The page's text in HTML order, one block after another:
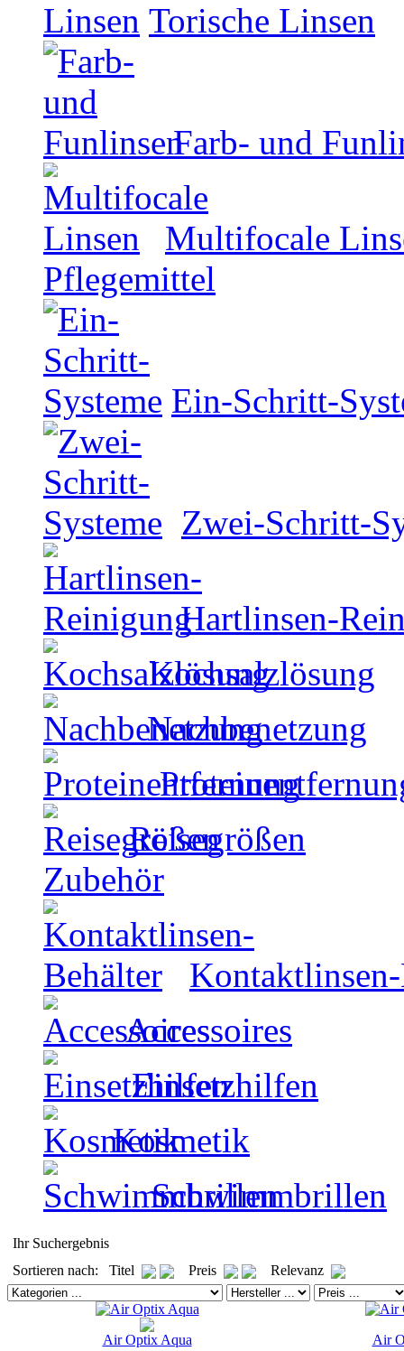
Torische Linsen
Farb- und
Multifocale
Pflegemittel
Ein-Schritt-
Zwei-Schritt-
Hartlinsen-
Kochsalzlösung
Nachbenetzung
Reisegrößen
Zubehör
Accessoires
Einsetzhilfen
Kosmetik
Schwimmbrillen
Ihr Suchergebnis
Sortieren nach: Titel
Preis Relevanz
Air Optix Aqua Air